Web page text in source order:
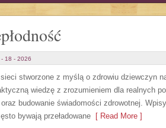
18 - 2026
stworzone z myślą o zdrowiu dziewczyn
wiedzę z zrozumieniem dla realnych
budowanie świadomości zdrowotnej.
bywają przeładowane [ Read More ]